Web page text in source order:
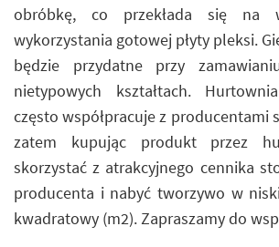
obróbkę, co przekłada się na
wykorzystania gotowej płyty pleksi.
będzie przydatne przy
nietypowych kształtach.
często współpracuje z producentami
zatem kupując produkt przez
skorzystać z atrakcyjnego cennika
producenta i nabyć tworzywo w
kwadratowy (m2). Zapraszamy do